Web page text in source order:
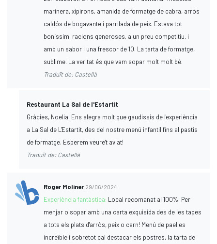
marinera, xipirons, amanida de formatge de cabra, arròs
caldós de bogavante i parrilada de peix. Estava tot
boníssim, racions generoses, a un preu competitiu, i
amb un sabor i una frescor de 10. La tarta de formatge,
sublime. La veritat és que vam sopar molt molt bé.
Traduït de: Castellà
Restaurant La Sal de l'Estartit
Gràcies, Noelia! Ens alegra molt que gaudissis de l'experiència
a La Sal de L'Estartit, des del nostre menú infantil fins al pastís
de formatge. Esperem veure't aviat!
Traduït de: Castellà
Roger Moliner 29/06/2024
Experiència fantàstica: Local recomanat al 100%! Per
menjar o sopar amb una carta exquisida des de les tapes
a tots els plats d'arròs, peix o carn! Menú de paelles
increïble i sobretot cal destacar els postres, la tarta de